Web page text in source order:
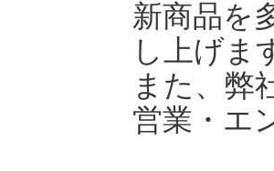
新商品を
し上げま
また、弊
営業・エ